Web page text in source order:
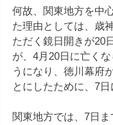
何故、関東地方を中
た理由としては、歳
ただく鏡日開きが20
が、4月20日に亡く
うになり、徳川幕府
とにしたために、7日
関東地方では、7日